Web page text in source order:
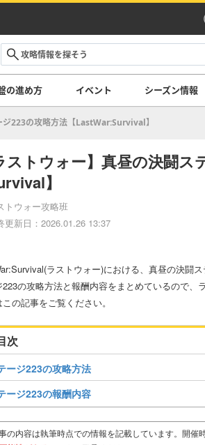
の進め方 イベント シーズン情報
ジ223の攻略方法【LastWar:Survival】
ストウォー】真昼の決闘
】
トウォー攻略班
更新日：2026.01.26 13:37
ラストウォー)における、真昼の決闘
223の攻略方法と報酬内容をまとめているので
の記事をご覧ください。
次
ージ223の攻略方法
ージ223の報酬内容
の内容は執筆時点での情報を記載しています。開催